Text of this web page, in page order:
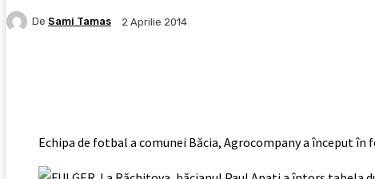
De Sami Tamas 2 Aprilie 2014
Echipa de fotbal a comunei Băcia, Agrocompany a început